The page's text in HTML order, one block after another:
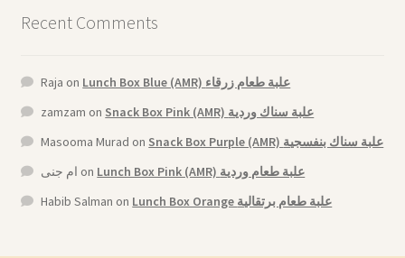
Recent Comments
Raja on
Lunch Box Blue (AMR) علبة طعام زرقاء
zamzam on
Snack Box Pink (AMR) علبة سناك وردية
Masooma Murad on
Snack Box Purple (AMR) علبة سناك بنفسجية
ام جنى on
Lunch Box Pink (AMR) علبة طعام وردية
Habib Salman on Lunch Box Orange علبة طعام برتقالية